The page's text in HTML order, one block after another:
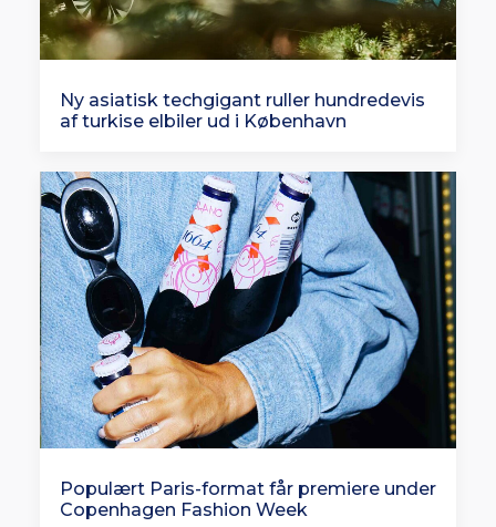
Ny asiatisk techgigant ruller hundredevis
af turkise elbiler ud i København
Populært Paris-format får premiere under
Copenhagen Fashion Week